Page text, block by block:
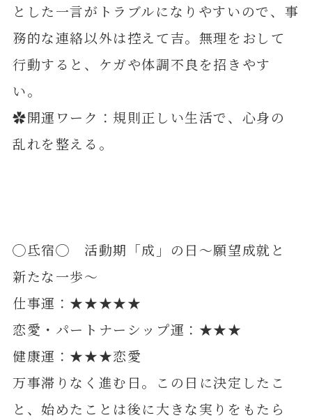
とした一言がトラブルになりやすいので、事
務的な連絡以外は控えて吉。無理をおして
行動すると、ケガや体調不良を招きやす
い。
✿開運ワーク：規則正しい生活で、心身の
乱れを整える。
◯氐宿◯ 活動期「成」の日～願望成就と
新たな一歩～
仕事運：★★★★★
恋愛・パートナーシップ運：★★★
健康運：★★★恋愛
万事滞りなく進む日。この日に決定したこ
と、始めたことは後に大きな実りをもたら